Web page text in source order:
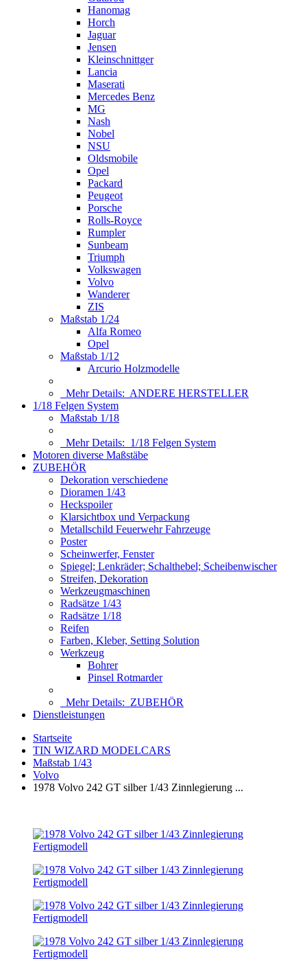
Hanomag
Horch
Jaguar
Jensen
Kleinschnittger
Lancia
Maserati
Mercedes Benz
MG
Nash
Nobel
NSU
Oldsmobile
Opel
Packard
Peugeot
Porsche
Rolls-Royce
Rumpler
Sunbeam
Triumph
Volkswagen
Volvo
Wanderer
ZIS
Maßstab 1/24
Alfa Romeo
Opel
Maßstab 1/12
Arcurio Holzmodelle
Mehr Details: ANDERE HERSTELLER
1/18 Felgen System
Maßstab 1/18
Mehr Details: 1/18 Felgen System
Motoren diverse Maßstäbe
ZUBEHÖR
Dekoration verschiedene
Dioramen 1/43
Heckspoiler
Klarsichtbox und Verpackung
Metallschild Feuerwehr Fahrzeuge
Poster
Scheinwerfer, Fenster
Spiegel; Lenkräder; Schalthebel; Scheibenwischer
Streifen, Dekoration
Werkzeugmaschinen
Radsätze 1/43
Radsätze 1/18
Reifen
Farben, Kleber, Setting Solution
Werkzeug
Bohrer
Pinsel Rotmarder
Mehr Details: ZUBEHÖR
Dienstleistungen
Startseite
TIN WIZARD MODELCARS
Maßstab 1/43
Volvo
1978 Volvo 242 GT silber 1/43 Zinnlegierung ...